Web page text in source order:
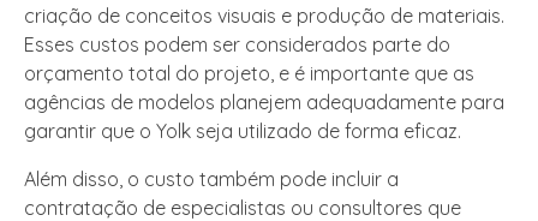
criação de conceitos visuais e produção de materiais.
Esses custos podem ser considerados parte do
orçamento total do projeto, e é importante que as
agências de modelos planejem adequadamente para
garantir que o Yolk seja utilizado de forma eficaz.
Além disso, o custo também pode incluir a
contratação de especialistas ou consultores que